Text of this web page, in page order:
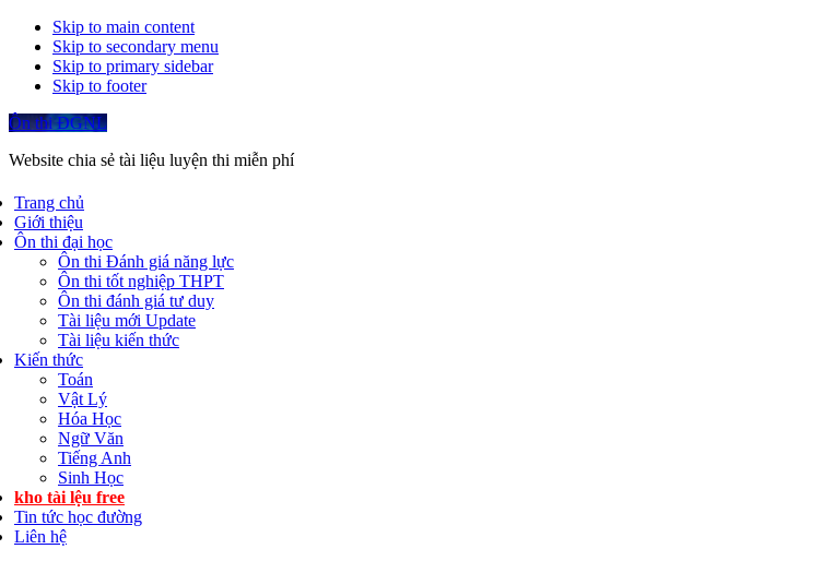
Skip to main content
Skip to secondary menu
Skip to primary sidebar
Skip to footer
Ôn thi ĐGNL
Website chia sẻ tài liệu luyện thi miễn phí
Trang chủ
Giới thiệu
Ôn thi đại học
Ôn thi Đánh giá năng lực
Ôn thi tốt nghiệp THPT
Ôn thi đánh giá tư duy
Tài liệu mới Update
Tài liệu kiến thức
Kiến thức
Toán
Vật Lý
Hóa Học
Ngữ Văn
Tiếng Anh
Sinh Học
kho tài lệu free
Tin tức học đường
Liên hệ